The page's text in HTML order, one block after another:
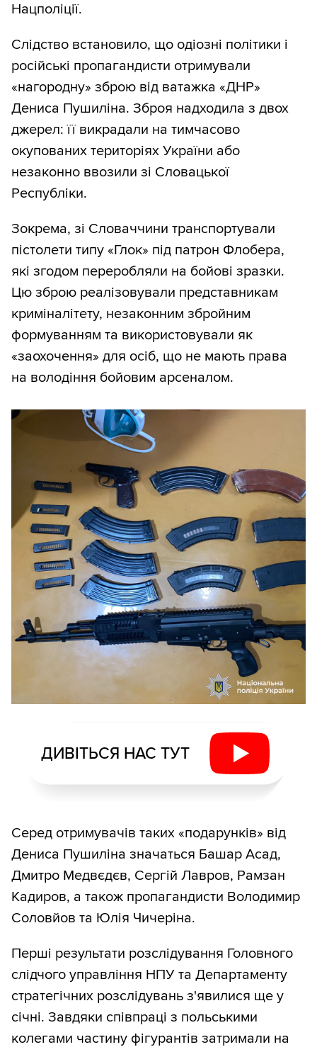
Нацполіції.
Слідство встановило, що одіозні політики і
російські пропагандисти отримували
«нагородну» зброю від ватажка «ДНР»
Дениса Пушиліна. Зброя надходила з двох
джерел: її викрадали на тимчасово
окупованих територіях України або
незаконно ввозили зі Словацької
Республіки.
Зокрема, зі Словаччини транспортували
пістолети типу «Глок» під патрон Флобера,
які згодом переробляли на бойові зразки.
Цю зброю реалізовували представникам
криміналітету, незаконним збройним
формуванням та використовували як
«заохочення» для осіб, що не мають права
на володіння бойовим арсеналом.
ДИВІТЬСЯ НАС ТУТ
Серед отримувачів таких «подарунків» від
Дениса Пушиліна значаться Башар Асад,
Дмитро Медвєдєв, Сергій Лавров, Рамзан
Кадиров, а також пропагандисти Володимир
Соловйов та Юлія Чичеріна.
Перші результати розслідування Головного
слідчого управління НПУ та Департаменту
стратегічних розслідувань з'явилися ще у
січні. Завдяки співпраці з польськими
колегами частину фігурантів затримали на